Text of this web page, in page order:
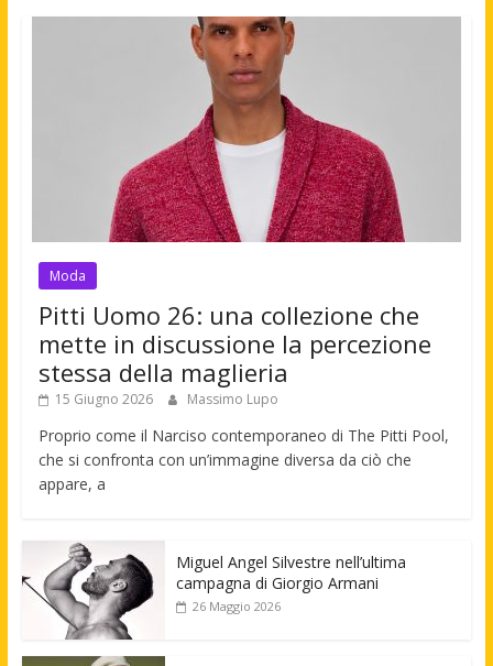
Moda
Pitti Uomo 26: una collezione che
mette in discussione la percezione
stessa della maglieria
15 Giugno 2026 Massimo Lupo
Proprio come il Narciso contemporaneo di The Pitti Pool,
che si confronta con un’immagine diversa da ciò che
appare, a
Miguel Angel Silvestre nell’ultima
campagna di Giorgio Armani
26 Maggio 2026